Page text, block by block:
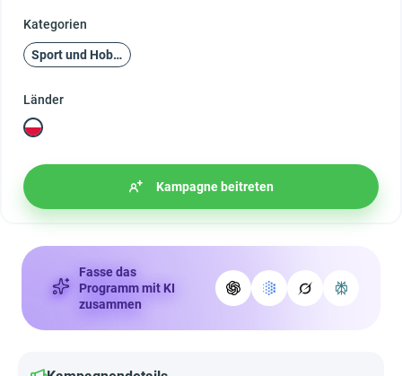
Kategorien
Sport und Hobby
Länder
Kampagne beitreten
Fasse das
Programm mit KI
zusammen